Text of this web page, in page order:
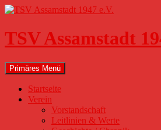
Zum
springen
TSV Assamstadt
Suchen
Primäres Menü
Startseite
Verein
Vorstandschaft
Leitlinien & Werte